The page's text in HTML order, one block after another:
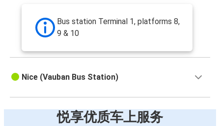
Bus station Terminal 1, platforms 8,
9 & 10
Nice (Vauban Bus Station)
悦享优质车上服务